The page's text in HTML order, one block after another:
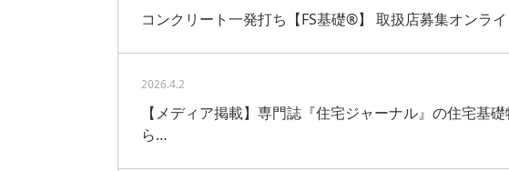
コンクリート一発打ち【FS基礎®】 取扱店募集オンラ
2026.4.2
【メディア掲載】専門誌『住宅ジャーナル』の住宅基
ら…